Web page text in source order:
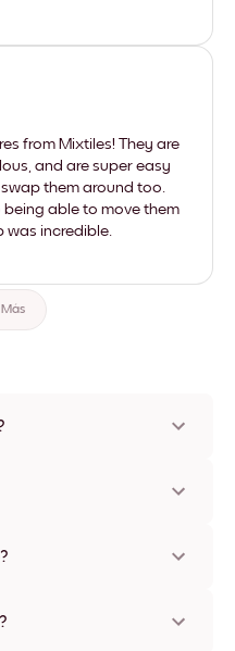
from Mixtiles! They are
and are super easy
them around too.
able to move them
incredible.
incluidas opciones sin
enviaremos un número de